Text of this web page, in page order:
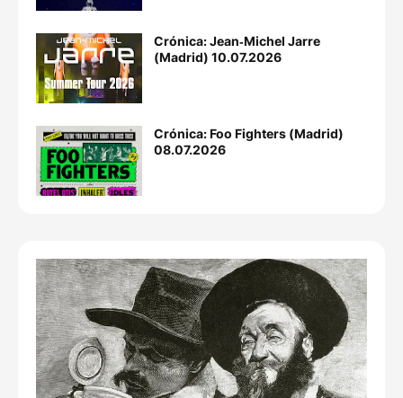
Crónica: Jean‐Michel Jarre
(Madrid) 10.07.2026
Crónica: Foo Fighters (Madrid)
08.07.2026